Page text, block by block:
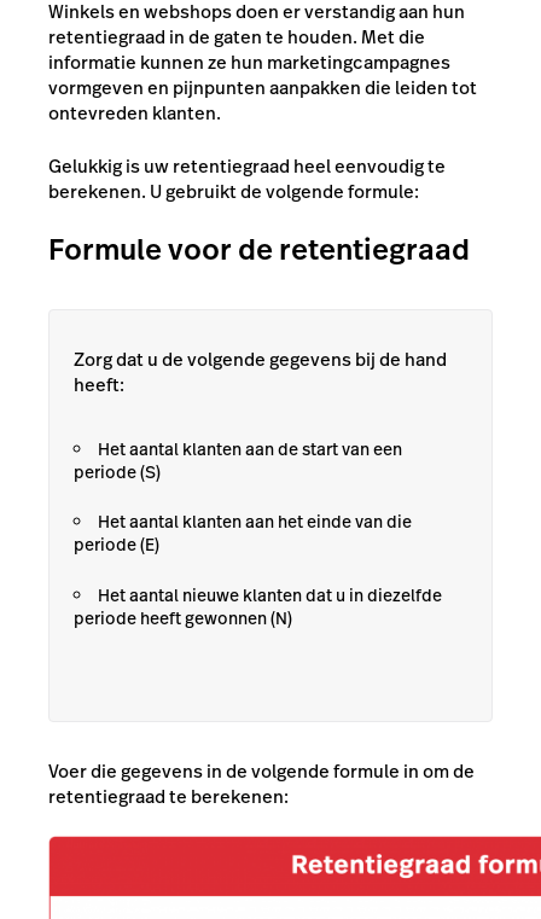
Winkels en webshops doen er verstandig aan hun
retentiegraad in de gaten te houden. Met die
informatie kunnen ze hun marketingcampagnes
vormgeven en pijnpunten aanpakken die leiden tot
ontevreden klanten.
Gelukkig is uw retentiegraad heel eenvoudig te
berekenen. U gebruikt de volgende formule:
Formule voor de retentiegraad
Zorg dat u de volgende gegevens bij de hand
heeft:
Het aantal klanten aan de start van een
periode (S)
Het aantal klanten aan het einde van die
periode (E)
Het aantal nieuwe klanten dat u in diezelfde
periode heeft gewonnen (N)
Voer die gegevens in de volgende formule in om de
retentiegraad te berekenen: